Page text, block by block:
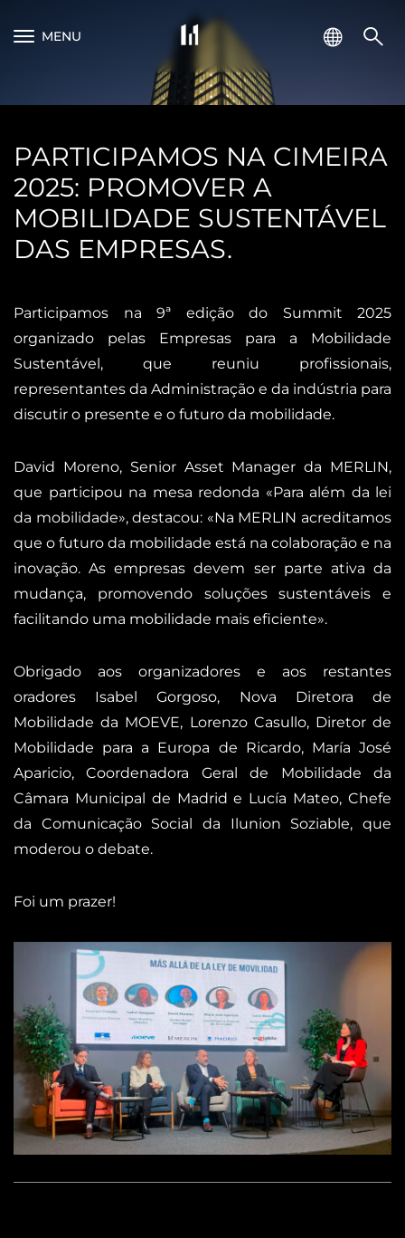
MENU
PARTICIPAMOS NA CIMEIRA
2025: PROMOVER A
MOBILIDADE SUSTENTÁVEL
DAS EMPRESAS.
Participamos na 9ª edição do Summit 2025
organizado pelas Empresas para a Mobilidade
Sustentável, que reuniu profissionais,
representantes da Administração e da indústria para
discutir o presente e o futuro da mobilidade.
David Moreno, Senior Asset Manager da MERLIN,
que participou na mesa redonda «Para além da lei
da mobilidade», destacou: «Na MERLIN acreditamos
que o futuro da mobilidade está na colaboração e na
inovação. As empresas devem ser parte ativa da
mudança, promovendo soluções sustentáveis e
facilitando uma mobilidade mais eficiente».
Obrigado aos organizadores e aos restantes
oradores Isabel Gorgoso, Nova Diretora de
Mobilidade da MOEVE, Lorenzo Casullo, Diretor de
Mobilidade para a Europa de Ricardo, María José
Aparicio, Coordenadora Geral de Mobilidade da
Câmara Municipal de Madrid e Lucía Mateo, Chefe
da Comunicação Social da Ilunion Soziable, que
moderou o debate.
Foi um prazer!